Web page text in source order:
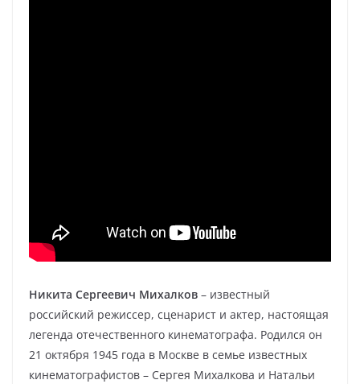
Никита Сергеевич Михалков – известный
российский режиссер, сценарист и актер, настоящая
легенда отечественного кинематографа. Родился он
21 октября 1945 года в Москве в семье известных
кинематографистов – Сергея Михалкова и Натальи